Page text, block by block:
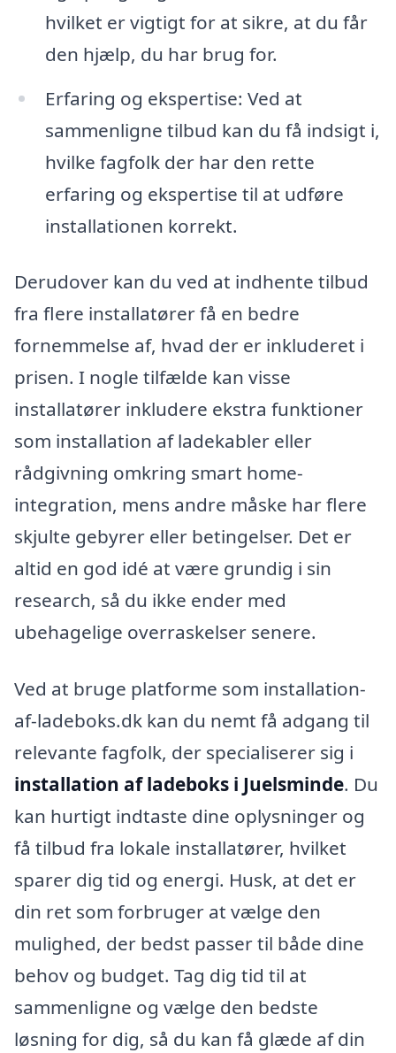
hvilket er vigtigt for at sikre, at du får
den hjælp, du har brug for.
Erfaring og ekspertise: Ved at
sammenligne tilbud kan du få indsigt i,
hvilke fagfolk der har den rette
erfaring og ekspertise til at udføre
installationen korrekt.
Derudover kan du ved at indhente tilbud
fra flere installatører få en bedre
fornemmelse af, hvad der er inkluderet i
prisen. I nogle tilfælde kan visse
installatører inkludere ekstra funktioner
som installation af ladekabler eller
rådgivning omkring smart home-
integration, mens andre måske har flere
skjulte gebyrer eller betingelser. Det er
altid en god idé at være grundig i sin
research, så du ikke ender med
ubehagelige overraskelser senere.
Ved at bruge platforme som installation-
af-ladeboks.dk kan du nemt få adgang til
relevante fagfolk, der specialiserer sig i
installation af ladeboks i Juelsminde. Du
kan hurtigt indtaste dine oplysninger og
få tilbud fra lokale installatører, hvilket
sparer dig tid og energi. Husk, at det er
din ret som forbruger at vælge den
mulighed, der bedst passer til både dine
behov og budget. Tag dig tid til at
sammenligne og vælge den bedste
løsning for dig, så du kan få glæde af din